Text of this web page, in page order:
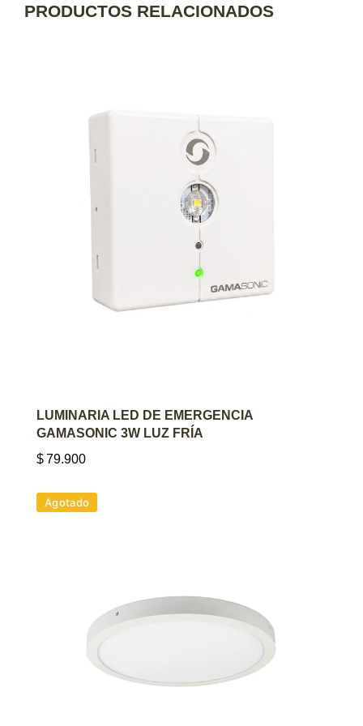
PRODUCTOS RELACIONADOS
AGREGAR AL CARRITO
LUMINARIA LED DE EMERGENCIA
GAMASONIC 3W LUZ FRÍA
$79.900
Agotado